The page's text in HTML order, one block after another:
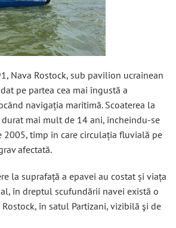
Nava Rostock, sub pavilion ucrainean
pe partea cea mai îngustă a
navigația maritimă. Scoaterea la
mai mult de 14 ani, încheindu-se
2005, timp în care circulația fluvială pe
afectată.
la suprafață a epavei au costat și viața
în dreptul scufundării navei există o
în satul Partizani, vizibilă şi de